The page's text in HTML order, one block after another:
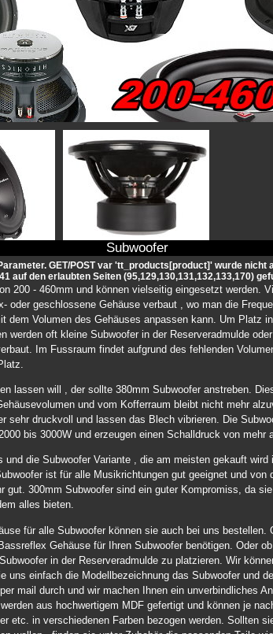
Subwoofer
GET/POST var 'tt_products[product]' wurde nicht
auf den erlaubten Seiten (95,129,130,131,132,133,170)
200 - 460mm und können vielseitig eingesetzt werden.
oder geschlossene Gehäuse verbaut , wo man die
dem Volumen des Gehäuses anpassen kann. Um Platz
werden oft kleine Subwoofer in der Reserveradmulde
Im Fussraum findet aufgrund des fehlenden
lassen will , der sollte 380mm Subwoofer anstreben.
und vom Kofferraum bleibt nicht mehr
sehr druckvoll und lassen das Blech vibrieren. Die
bis 3000W und erzeugen einen Schalldruck von mehr
und die Subwoofer Variante , die am meisten gekauft wird
ist für alle Musikrichtungen gut geeignet und von
gut. 300mm Subwoofer sind ein guter Kompromiss, da
alles bieten.
für alle Subwoofer können sie auch bei uns bestellen.
Gehäuse für Ihren Subwoofer benötigen. Oder
in der Reserveradmulde zu platzieren. Wir
uns einfach die Modellbezeichnung das Subwoofer und
mail durch und wir machen Ihnen ein unverbindliches
aus hochwertigem MDF gefertigt und können je
etc. in verschiedenen Farben bezogen werden. Sollten